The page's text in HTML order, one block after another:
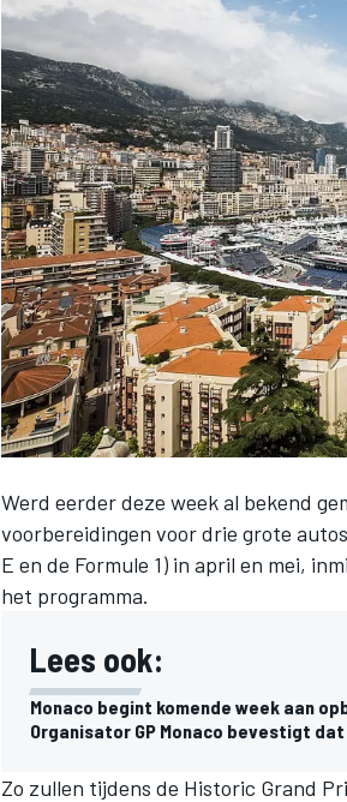
INDYCAR
WEC
Werd eerder deze week al bekend
voorbereidingen voor drie grote
E en de Formule 1) in april en mei,
het programma.
Lees ook:
Monaco begint komende week aan
Organisator GP Monaco bevestigt
Zo zullen tijdens de Historic Grand